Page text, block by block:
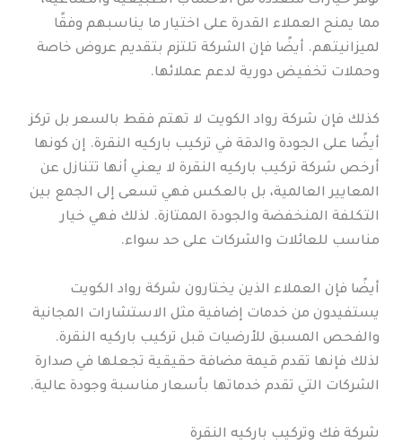
مما يمنح العملاء القدرة على اختيار ما يناسبهم وفقًا
لميزانيتهم. أيضًا فإن الشركة تلتزم بتقديم عروض خاصة
وحملات تخفيض دورية لدعم عملائها.
كذلك فإن شركة رواد الكويت لا تهتم فقط بالسعر بل تركز
أيضًا على الجودة والدقة في تركيب باركيه النقرة. إن كونها
أرخص شركة تركيب باركيه النقرة لا يعني أنها تتنازل عن
المعايير العالمية، بل بالعكس فهي تسعى إلى الجمع بين
التكلفة المنخفضة والجودة الممتازة. لذلك فهي خيار
مناسب للعائلات والشركات على حد سواء.
أيضًا فإن العملاء الذين يختارون شركة رواد الكويت
يستفيدون من خدمات إضافية مثل الاستشارات المجانية
والفحص المسبق للأرضيات قبل تركيب باركيه النقرة.
لذلك فإنها تقدم قيمة مضافة حقيقية تجعلها في صدارة
الشركات التي تقدم خدماتها بأسعار مناسبة وجودة عالية.
شركة فك وتركيب باركيه النقرة